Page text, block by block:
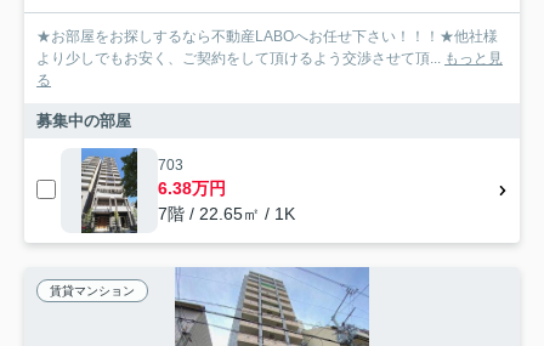
★お部屋をお探しするなら不動産LABOへお任せ下さい！！！★他社様
より少しでもお安く、ご契約をして頂けるよう交渉させて頂... もっと見
る
募集中の部屋
703
6.38万円
7階 / 22.65㎡ / 1K
賃貸マンション